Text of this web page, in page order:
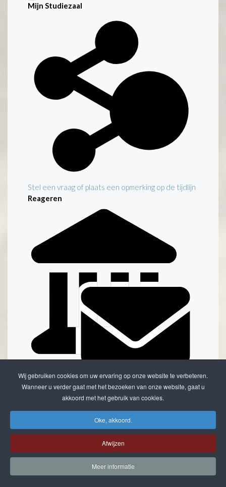
Mijn Studiezaal
Stel een vraag of plaats een opmerking op de tijdlijn
Reageren
Stuur een reactie naar Stadsarchief Kampen
Delen
Wij gebruiken cookies om uw ervaring op onze website te verbeteren.
Wanneer u verder gaat met het bezoeken van onze website, gaat u
akkoord met het gebruik van cookies.
Oke, akkoord.
Afwijzen
Meer informatie